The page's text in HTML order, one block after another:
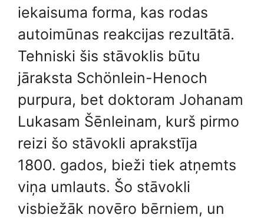
iekaisuma forma, kas rodas
autoimūnas reakcijas rezultātā.
Tehniski šis stāvoklis būtu
jāraksta Schönlein-Henoch
purpura, bet doktoram Johanam
Lukasam Šēnleinam, kurš pirmo
reizi šo stāvokli aprakstīja
1800. gados, bieži tiek atņemts
viņa umlauts. Šo stāvokli
visbiežāk novēro bērniem, un